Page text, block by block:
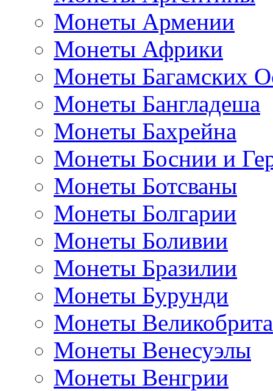
Монеты Армении
Монеты Африки
Монеты Багамских
Монеты Бангладеша
Монеты Бахрейна
Монеты Боснии и
Монеты Ботсваны
Монеты Болгарии
Монеты Боливии
Монеты Бразилии
Монеты Бурунди
Монеты
Монеты Венесуэлы
Монеты Венгрии